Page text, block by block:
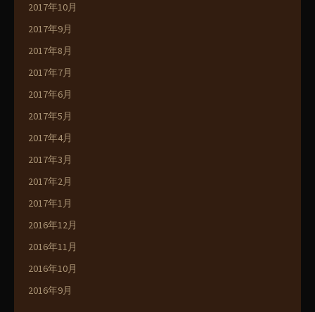
2017年10月
2017年9月
2017年8月
2017年7月
2017年6月
2017年5月
2017年4月
2017年3月
2017年2月
2017年1月
2016年12月
2016年11月
2016年10月
2016年9月